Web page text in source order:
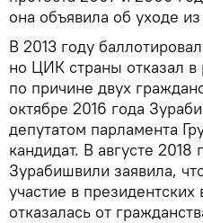
она объявила об уходе
В 2013 году
но ЦИК страны отказал в
по причине двух
октябре 2016 года
депутатом парламента
кандидат. В августе 2018
Зурабишвили заявила,
участие в
отказалась от